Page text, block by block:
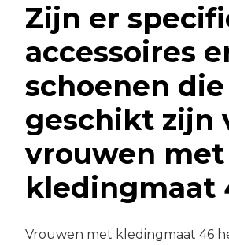
Zijn er
accessoires
schoenen die
geschikt zijn
vrouwen met
kledingmaat
Vrouwen met kledingmaat 46